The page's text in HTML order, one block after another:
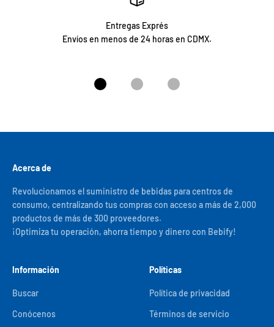
Entregas Exprés
Envíos en menos de 24 horas en CDMX.
Ir al artículo 1Ir al artículo 2Ir al artículo 3
Acerca de
Revolucionamos el suministro de bebidas para centros de
consumo, centralizando tus compras con acceso a más de 2,000
productos de más de 300 proveedores.
¡Optimiza tu operación, ahorra tiempo y dinero con Bebify!
Información
Buscar
Conócenos
Políticas
Política de privacidad
Términos de servicio